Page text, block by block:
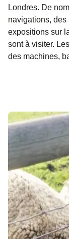
Londres. De
navigations,
expositions sur
sont à visiter.
des machines,